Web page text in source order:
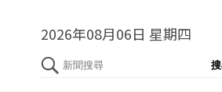
2026年08月06日 星期四